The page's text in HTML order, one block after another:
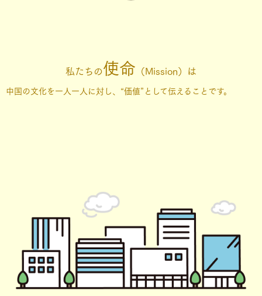
私たちの使命 （Mission）は
中国の文化を一人一人に対し、“価値”として伝えることです。